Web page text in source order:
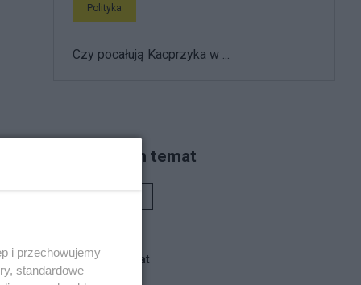
Polityka
Czy pocałują Kacprzyka w ...
Piszą na ten temat
Blogi na ten temat
i przechowujemy
standardowe